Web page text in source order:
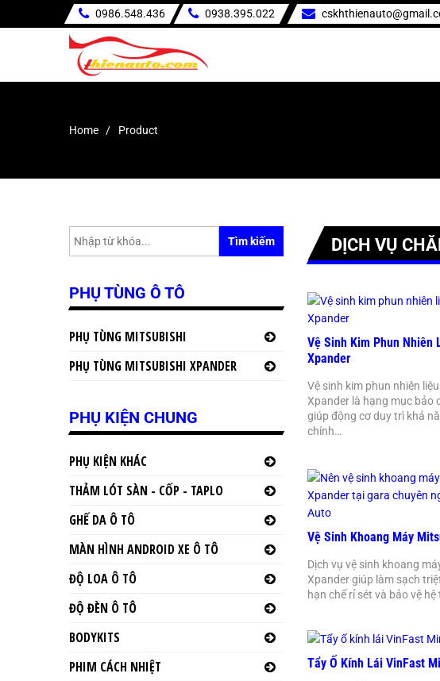
0986.548.436 0938.395.022
Home Product
DỊCH VỤ
Vệ Sinh Kim Phun Nhiên
Xpander
Vệ sinh kim phun nhiên
Xpander là hạng mục bảo
giúp động cơ duy trì khả
chính…
Vệ Sinh Khoang Máy
Dịch vụ vệ sinh khoang
Xpander giúp làm sạch
hạn chế rỉ sét và bảo vệ
Tẩy Ố Kính Lái VinFast
Tìm kiếm
PHỤ TÙNG Ô TÔ
PHỤ TÙNG MITSUBISHI
PHỤ TÙNG MITSUBISHI XPANDER
PHỤ KIỆN CHUNG
PHỤ KIỆN KHÁC
THẢM LÓT SÀN - CỐP - TAPLO
GHẾ DA Ô TÔ
MÀN HÌNH ANDROID XE Ô TÔ
ĐỘ LOA Ô TÔ
ĐỘ ĐÈN Ô TÔ
BODYKITS
PHIM CÁCH NHIỆT